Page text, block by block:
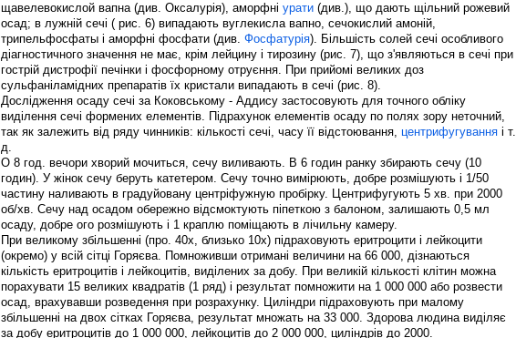
щавелевокислой вапна (див. Оксалурія), аморфні урати (див.), що дають щільний рожевий
осад; в лужній сечі ( рис. 6) випадають вуглекисла вапно, сечокислий амоній,
трипельфосфаты і аморфні фосфати (див. Фосфатурія). Більшість солей сечі особливого
діагностичного значення не має, крім лейцину і тирозину (рис. 7), що з'являються в сечі при
гострій дистрофії печінки і фосфорному отруєння. При прийомі великих доз
сульфаніламідних препаратів їх кристали випадають в сечі (рис. 8).
Дослідження осаду сечі за Коковському - Аддису застосовують для точного обліку
виділення сечі формених елементів. Підрахунок елементів осаду по полях зору неточний,
так як залежить від ряду чинників: кількості сечі, часу її відстоювання, центрифугування і т.
д.
О 8 год. вечори хворий мочиться, сечу виливають. В 6 годин ранку збирають сечу (10
годин). У жінок сечу беруть катетером. Сечу точно вимірюють, добре розмішують і 1/50
частину наливають в градуйовану центріфужную пробірку. Центрифугують 5 хв. при 2000
об/хв. Сечу над осадом обережно відсмоктують піпеткою з балоном, залишають 0,5 мл
осаду, добре ого розмішують і 1 краплю поміщають в лічильну камеру.
При великому збільшенні (про. 40х, близько 10х) підраховують еритроцити і лейкоцити
(окремо) у всій сітці Горяєва. Помноживши отримані величини на 66 000, дізнаються
кількість еритроцитів і лейкоцитів, виділених за добу. При великій кількості клітин можна
порахувати 15 великих квадратів (1 ряд) і результат помножити на 1 000 000 або розвести
осад, врахувавши розведення при розрахунку. Циліндри підраховують при малому
збільшенні на двох сітках Горяєва, результат множать на 33 000. Здорова людина виділяє
за добу еритроцитів до 1 000 000, лейкоцитів до 2 000 000, циліндрів до 2000.